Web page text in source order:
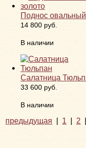
Поднос
14 800 руб.
В наличии
Салатница
33 600 руб.
В наличии
предыдущая | 1 | 2